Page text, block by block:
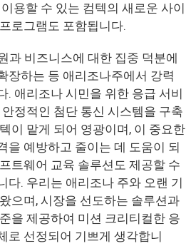
용할 수 있는 컴텍의 새로운 사이
로그램도 포함됩니다.
과 비즈니스에 대한 집중 덕분에
장하는 등 애리조나주에서 강력
. 애리조나 시민을 위한 응급 서비
정적인 첨단 통신 시스템을 구축
이 맡게 되어 영광이며, 이 중요한
을 예방하고 줄이는 데 도움이 되
트웨어 교육 솔루션도 제공할 수
다. 우리는 애리조나 주와 오랜 기
으며, 시장을 선도하는 솔루션과
을 제공하여 미션 크리티컬한 응
로 선정되어 기쁘게 생각합니